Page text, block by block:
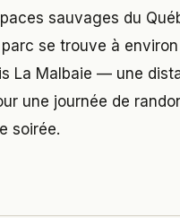
sauvages du
se trouve à
La Malbaie — une
une journée de
soirée.